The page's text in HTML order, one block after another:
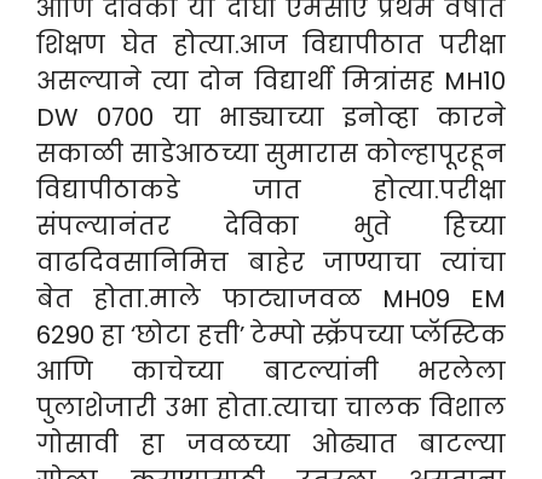
आणि देविका या दोघी एमसीए प्रथम वर्षात
शिक्षण घेत होत्या.आज विद्यापीठात परीक्षा
असल्याने त्या दोन विद्यार्थी मित्रांसह MH10
DW 0700 या भाड्याच्या इनोव्हा कारने
सकाळी साडेआठच्या सुमारास कोल्हापूरहून
विद्यापीठाकडे जात होत्या.परीक्षा
संपल्यानंतर देविका भुते हिच्या
वाढदिवसानिमित्त बाहेर जाण्याचा त्यांचा
बेत होता.माले फाट्याजवळ MH09 EM
6290 हा ‘छोटा हत्ती’ टेम्पो स्क्रॅपच्या प्लॅस्टिक
आणि काचेच्या बाटल्यांनी भरलेला
पुलाशेजारी उभा होता.त्याचा चालक विशाल
गोसावी हा जवळच्या ओढ्यात बाटल्या